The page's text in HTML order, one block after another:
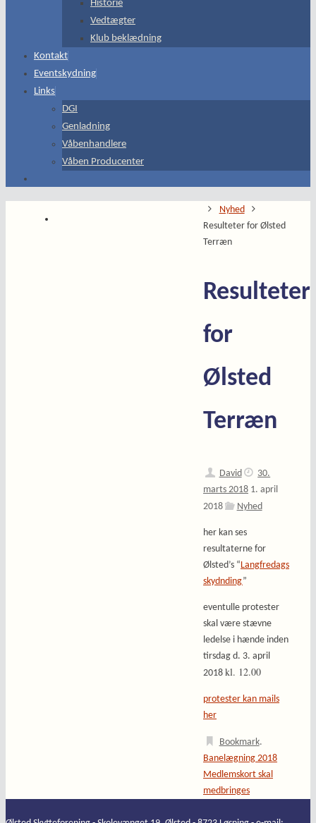
Historie
Vedtægter
Klub beklædning
Kontakt
Eventskydning
Links
DGI
Genladning
Våbenhandlere
Våben Producenter
HomeNyhed
Resulteter for Ølsted
Terræn
Resulteter
for
Ølsted
Terræn
David
30.
marts 2018 1. april
2018
Nyhed
her kan ses
resultaterne for
Ølsted’s “ Langfredags
skydnding”
eventulle protester
skal være stævne
ledelse i hænde inden
tirsdag d. 3. april
2018 kl. 12.00
protester kan mails
her
Bookmark.
Banelægning 2018
Medlemskort skal
medbringes